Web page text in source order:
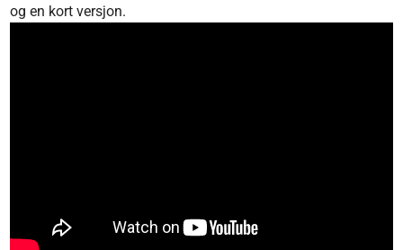
og en kort versjon.